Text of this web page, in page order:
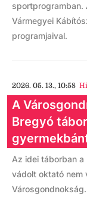
sportprogramban.
Vármegyei
programjaival.
2026. 05. 13., 10:58
A
Bregyó
Az idei táborban
vádolt oktató nem
Városgondnokság.